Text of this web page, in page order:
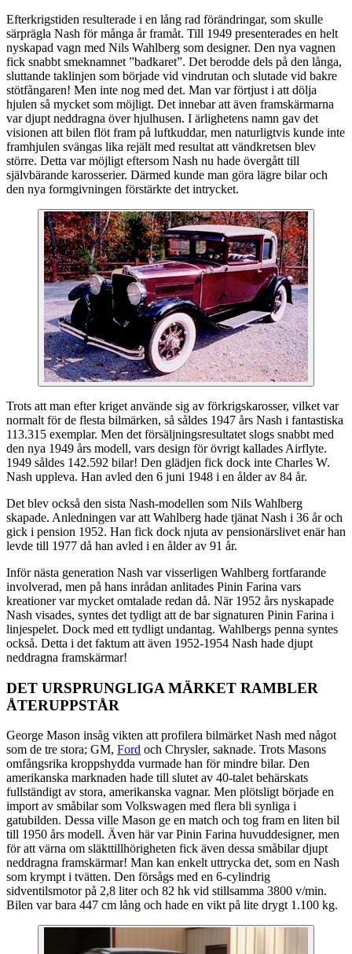
Efterkrigstiden resulterade i en lång rad förändringar, som skulle
särprägla Nash för många år framåt. Till 1949 presenterades en helt
nyskapad vagn med Nils Wahlberg som designer. Den nya vagnen
fick snabbt smeknamnet ”badkaret”. Det berodde dels på den långa,
sluttande taklinjen som började vid vindrutan och slutade vid bakre
stötfångaren! Men inte nog med det. Man var förtjust i att dölja
hjulen så mycket som möjligt. Det innebar att även framskärmarna
var djupt neddragna över hjulhusen. I ärlighetens namn gav det
visionen att bilen flöt fram på luftkuddar, men naturligtvis kunde inte
framhjulen svängas lika rejält med resultat att vändkretsen blev
större. Detta var möjligt eftersom Nash nu hade övergått till
självbärande karosserier. Därmed kunde man göra lägre bilar och
den nya formgivningen förstärkte det intrycket.
Trots att man efter kriget använde sig av förkrigskarosser, vilket var
normalt för de flesta bilmärken, så såldes 1947 års Nash i fantastiska
113.315 exemplar. Men det försäljningsresultatet slogs snabbt med
den nya 1949 års modell, vars design för övrigt kallades Airflyte.
1949 såldes 142.592 bilar! Den glädjen fick dock inte Charles W.
Nash uppleva. Han avled den 6 juni 1948 i en ålder av 84 år.
Det blev också den sista Nash-modellen som Nils Wahlberg
skapade. Anledningen var att Wahlberg hade tjänat Nash i 36 år och
gick i pension 1952. Han fick dock njuta av pensionärslivet enär han
levde till 1977 då han avled i en ålder av 91 år.
Inför nästa generation Nash var visserligen Wahlberg fortfarande
involverad, men på hans inrådan anlitades Pinin Farina vars
kreationer var mycket omtalade redan då. När 1952 års nyskapade
Nash visades, syntes det tydligt att de bar signaturen Pinin Farina i
linjespelet. Dock med ett tydligt undantag. Wahlbergs penna syntes
också. Detta i det faktum att även 1952-1954 Nash hade djupt
neddragna framskärmar!
DET URSPRUNGLIGA MÄRKET RAMBLER
ÅTERUPPSTÅR
George Mason insåg vikten att profilera bilmärket Nash med något
som de tre stora; GM, Ford och Chrysler, saknade. Trots Masons
omfångsrika kroppshydda vurmade han för mindre bilar. Den
amerikanska marknaden hade till slutet av 40-talet behärskats
fullständigt av stora, amerikanska vagnar. Men plötsligt började en
import av småbilar som Volkswagen med flera bli synliga i
gatubilden. Dessa ville Mason ge en match och tog fram en liten bil
till 1950 års modell. Även här var Pinin Farina huvuddesigner, men
för att värna om släkttillhörigheten fick även dessa småbilar djupt
neddragna framskärmar! Man kan enkelt uttrycka det, som en Nash
som krympt i tvätten. Den försågs med en 6-cylindrig
sidventilsmotor på 2,8 liter och 82 hk vid stillsamma 3800 v/min.
Bilen var bara 447 cm lång och hade en vikt på lite drygt 1.100 kg.